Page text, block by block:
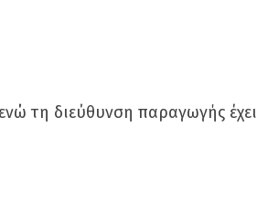
τη διεύθυνση παραγωγής έχει